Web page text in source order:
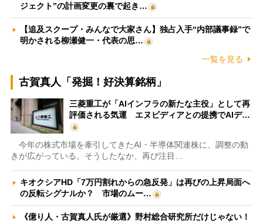
ジェクト”の計画変更の裏で起き…
【追及スクープ・みんなで大家さん】独占入手“内部議事録”で
明かされる柳瀬健一・代表の思…
一覧を見る
古賀真人「発掘！好決算銘柄」
三菱重工が「AIインフラの新たな主役」として再
評価される気運 エヌビディアとの提携でAIデ…
今年の株式市場を牽引してきたAI・半導体関連株に、調整の動
きが広がっている。そうしたなか、再び注目…
キオクシアHD「7万円割れからの急反発」は再びの上昇局面へ
の反転シグナルか？ 市場のムー…
《億り人・古賀真人氏が厳選》野村総合研究所だけじゃない！